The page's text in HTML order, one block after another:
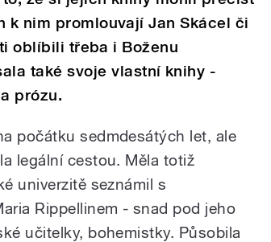
nim promlouvají Jan Skácel či
oblíbili třeba i Boženu
také svoje vlastní knihy -
prózu.
počátku sedmdesátých let, ale
legální cestou. Měla totiž
univerzitě seznámil s
Rippellinem - snad pod jeho
učitelky, bohemistky. Působila